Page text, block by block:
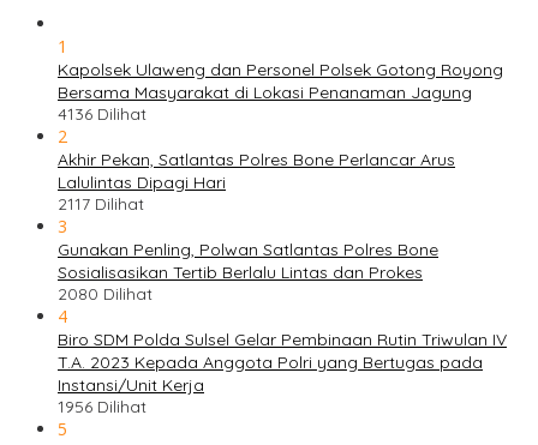
1
Kapolsek Ulaweng dan Personel Polsek Gotong Royong
Bersama Masyarakat di Lokasi Penanaman Jagung
4136 Dilihat
2
Akhir Pekan, Satlantas Polres Bone Perlancar Arus
Lalulintas Dipagi Hari
2117 Dilihat
3
Gunakan Penling, Polwan Satlantas Polres Bone
Sosialisasikan Tertib Berlalu Lintas dan Prokes
2080 Dilihat
4
Biro SDM Polda Sulsel Gelar Pembinaan Rutin Triwulan IV
T.A. 2023 Kepada Anggota Polri yang Bertugas pada
Instansi/Unit Kerja
1956 Dilihat
5